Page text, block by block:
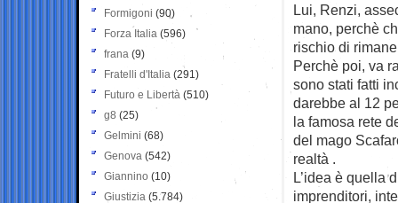
Lui, Renzi,
mano, perchè
rischio di
Perchè poi, va
sono stati fatti
darebbe al 12
la famosa rete
del mago
realtà .
L’idea è quella
imprenditori,
Formigoni (90)
Forza Italia (596)
frana (9)
Fratelli d'Italia (291)
Futuro e Libertà (510)
g8 (25)
Gelmini (68)
Genova (542)
Giannino (10)
Giustizia (5.784)